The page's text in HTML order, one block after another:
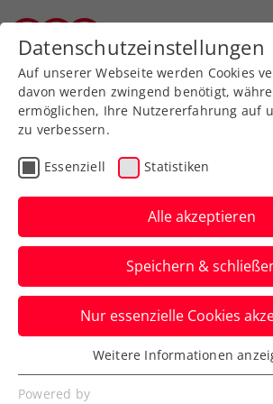
Zurück zur Newsübersicht
Turniere
ITF Nairobi:
und Gschiel
weiß-rotes
Die zwei Burgenländer
Kenias Hauptstadt am Freitag
gegeneinander den Sieg aus.
Verfasst von: Manuel Wachta, 11.05.2023
Datenschutzeinstellungen
Auf unserer Webseite werden Cookies
davon werden zwingend benötigt,
ermöglichen, Ihre Nutzererfahrung auf
zu verbessern.
Essenziell Statistiken
Alle akzeptieren
Speichern &
Nur essenzielle Cookies
Essenziell
Essenzielle Cookies werden für
Weitere Informationen
Powered by